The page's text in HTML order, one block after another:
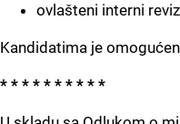
ovlašteni interni
Kandidatima je
* * * * * * * * * *